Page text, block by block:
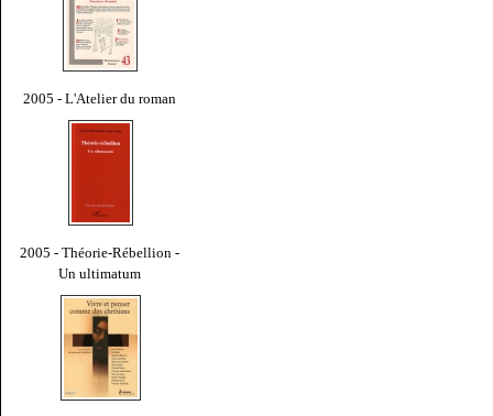
2005 - L'Atelier du roman
2005 - Théorie-Rébellion -
Un ultimatum